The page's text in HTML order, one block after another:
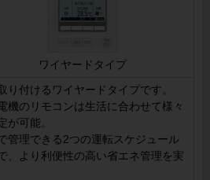
ワイヤードタイプ
り付けるワイヤードタイプです。
機のリモコンは生活に合わせて様々
が可能。
管理できる2つの運転スケジュール
、より利便性の高い省エネ管理を実